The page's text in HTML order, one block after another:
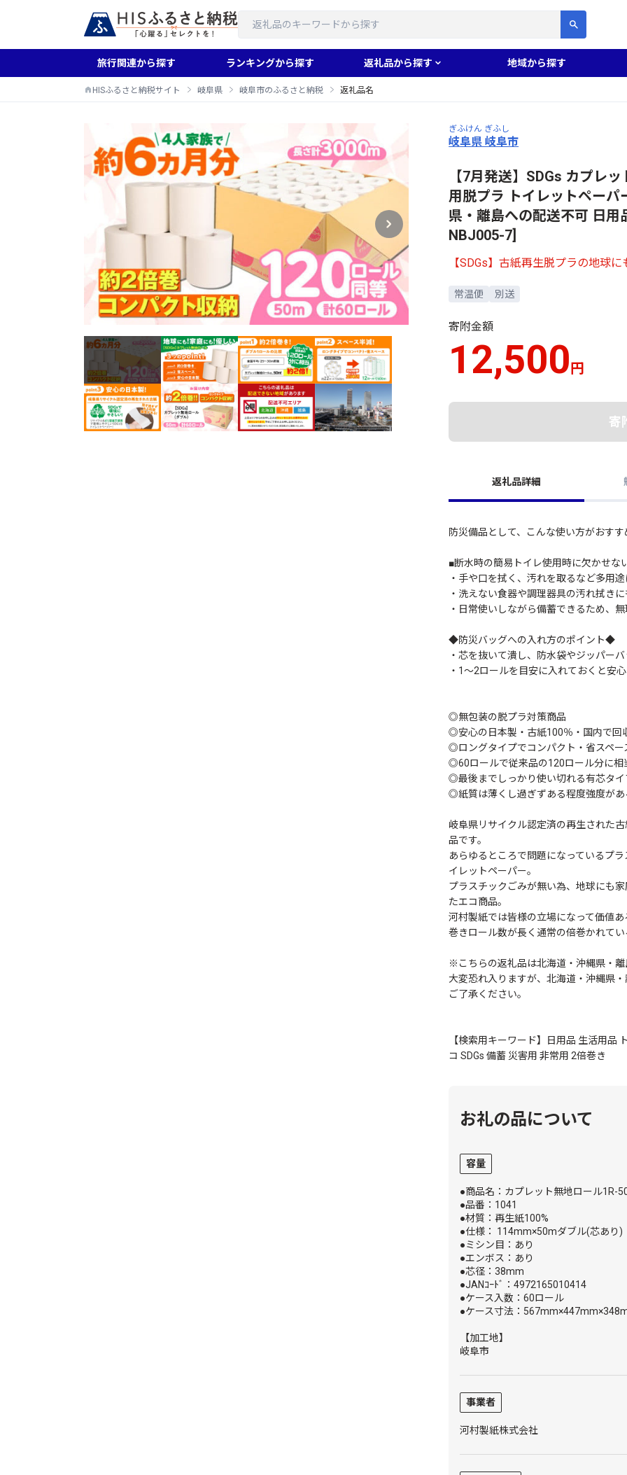
旅行関連から探す ランキングから探す 返礼品から探す 地域から探す
HISふるさと納税サイト 岐阜県 岐阜市のふるさと納税 返礼品名
ぎふけん ぎふし
岐阜県 岐阜市
【7月発送】SDGs カプレ
用脱プラ トイレットペー
県・離島への配送不可 日
NBJ005-7]
【SDGs】古紙再生脱プラの地球
常温便 別送
寄附金額
12,500円
寄
返礼品詳細
防災備品として、こんな使い方がおすす
■断水時の簡易トイレ使用時に欠かせな
・手や口を拭く、汚れを取るなど多用
・洗えない食器や調理器具の汚れ拭き
・日常使いしながら備蓄できるため、
◆防災バッグへの入れ方のポイント◆
・芯を抜いて潰し、防水袋やジッパー
・1～2ロールを目安に入れておくと安
◎無包装の脱プラ対策商品
◎安心の日本製・古紙100％・国内で回
◎ロングタイプでコンパクト・省スペー
◎60ロールで従来品の120ロール分に相
◎最後までしっかり使い切れる有芯タイ
◎紙質は薄くし過ぎずある程度強度が
岐阜県リサイクル認定済の再生された
品です。
あらゆるところで問題になっているプ
イレットペーパー。
プラスチックごみが無い為、地球にも
たエコ商品。
河村製紙では皆様の立場になって価値
巻きロール数が長く通常の倍巻かれて
※こちらの返礼品は北海道・沖縄県・
大変恐れ入りますが、北海道・沖縄県
ご了承ください。
【検索用キーワード】日用品 生活用品
コ SDGs 備蓄 災害用 非常用 2倍巻き
お礼の品について
容量
●商品名：カプレット無地ロール1R-
●品番：1041
●材質：再生紙100%
●仕様： 114mm×50mダブル(芯あり)
●ミシン目：あり
●エンボス：あり
●芯径：38mm
●JANｺｰﾄﾞ：4972165010414
●ケース入数：60ロール
●ケース寸法：
【加工地】
岐阜市
事業者
河村製紙株式会社